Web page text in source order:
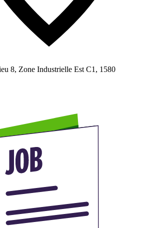
8, Zone Industrielle Est C1 , 1580